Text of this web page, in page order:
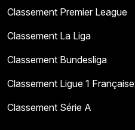
Classement Premier League
Classement La Liga
Classement Bundesliga
Classement Ligue 1 Française
Classement Série A